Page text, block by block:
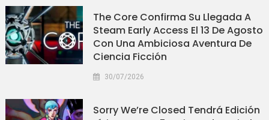
The Core Confirma Su Llegada A
Steam Early Access El 13 De Agosto
Con Una Ambiciosa Aventura De
Ciencia Ficción
30/07/2026
Sorry We’re Closed Tendrá Edición